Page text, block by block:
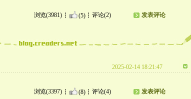
浏览(3981) (5) 评论(2) 发表评论
2025-02-14 18:21:47
浏览(3397) (8) 评论(4) 发表评论